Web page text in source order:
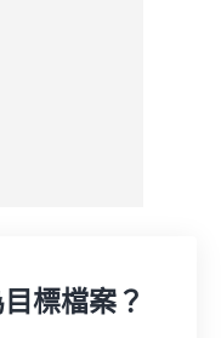
標檔案？